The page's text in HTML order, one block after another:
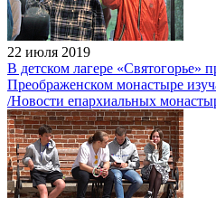
22 июля 2019
В детском лагере «Святогорье»
Преображенском монастыре
/Новости епархиальных